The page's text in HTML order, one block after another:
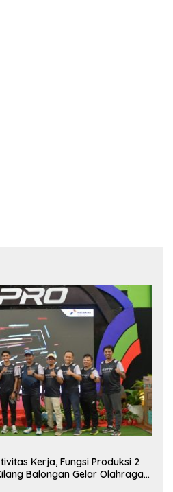
Kerja, Fungsi Produksi 2
Balongan Gelar Olahraga